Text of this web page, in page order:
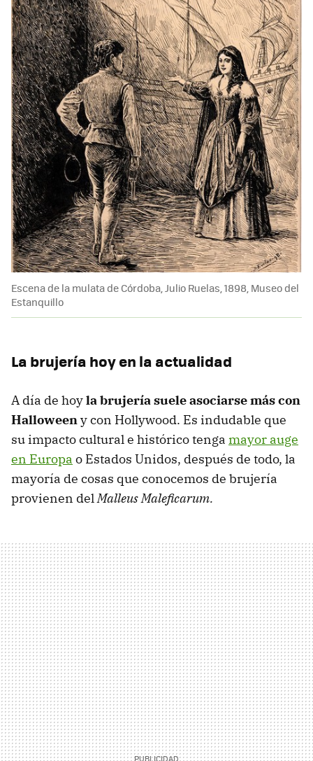
Escena de la mulata de Córdoba, Julio Ruelas, 1898, Museo del
Estanquillo
La brujería hoy en la actualidad
A día de hoyla brujería suele asociarse más con
Halloween y con Hollywood. Es indudable que
su impacto cultural e histórico tenga mayor auge
en Europa o Estados Unidos, después de todo, la
mayoría de cosas que conocemos de brujería
provienen del Malleus Maleficarum.